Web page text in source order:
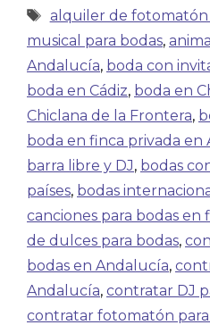
alquiler de fotomatón
musical para bodas,
Andalucía, boda con
boda en Cádiz, boda en
Chiclana de la Frontera,
boda en finca privada en
barra libre y DJ, bodas
países, bodas
canciones para bodas en
de dulces para bodas,
bodas en Andalucía,
Andalucía, contratar DJ
contratar fotomatón para